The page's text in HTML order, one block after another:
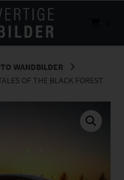
WANDBILDER
OF THE BLACK FOREST